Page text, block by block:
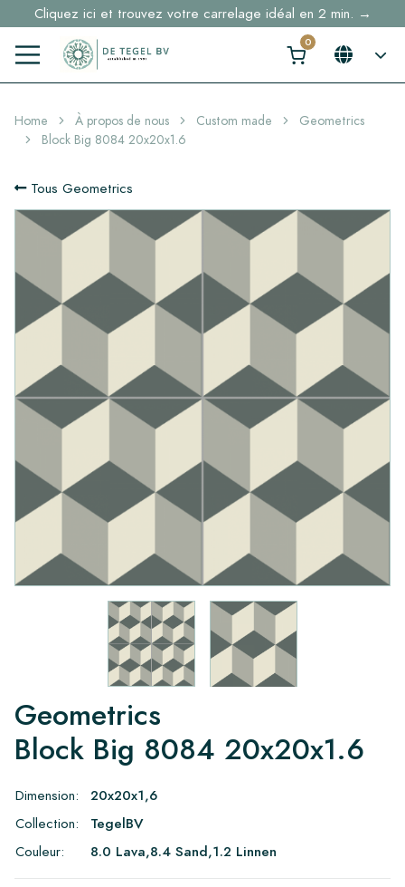
Cliquez ici et trouvez votre carrelage idéal en 2 min. →
Home À propos de nous Custom made
Geometrics
Block Big 8084 20x20x1.6
Tous Geometrics
Geometrics
Block Big 8084 20x20x1.6
Dimension:
20x20x1,6
Collection:
TegelBV
Couleur:
8.0 Lava,8.4 Sand,1.2 Linnen